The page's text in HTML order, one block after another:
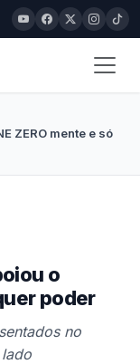
ZERO mente e só
o
poder
no